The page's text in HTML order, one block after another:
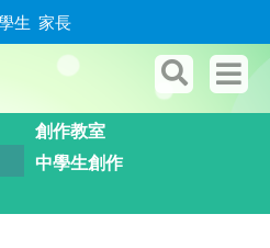
生 家長
創作教室
中學生創作